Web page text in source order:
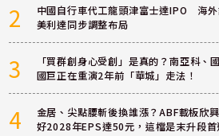
2
中國自行車代工龍頭津富士達IPO 海外
美利達同步調整布局
3
「買群創身心受創」是真的？南亞科、
國巨正在重演2年前「華城」走法！
4
金居、尖點腰斬後換誰漲？ABF載板欣
好2028年EPS達50元，這檔是末升段首